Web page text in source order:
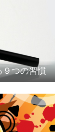
９つの習慣